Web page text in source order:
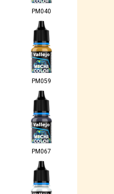
PM040
PM059
PM067